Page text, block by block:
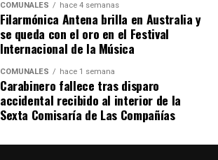
COMUNALES hace 4 semanas
Filarmónica Antena brilla en Australia y
se queda con el oro en el Festival
Internacional de la Música
COMUNALES hace 1 semana
Carabinero fallece tras disparo
accidental recibido al interior de la
Sexta Comisaría de Las Compañías